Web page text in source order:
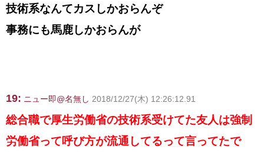
技術系なんてカスしかおらんぞ
事務にも馬鹿しかおらんが
19: ニュー即@名無し 2018/12/27(木) 12:26:12.91
総合職で厚生労働省の技術系受けてた友人は強制
労働省って呼び方が流通してるって言ってたで